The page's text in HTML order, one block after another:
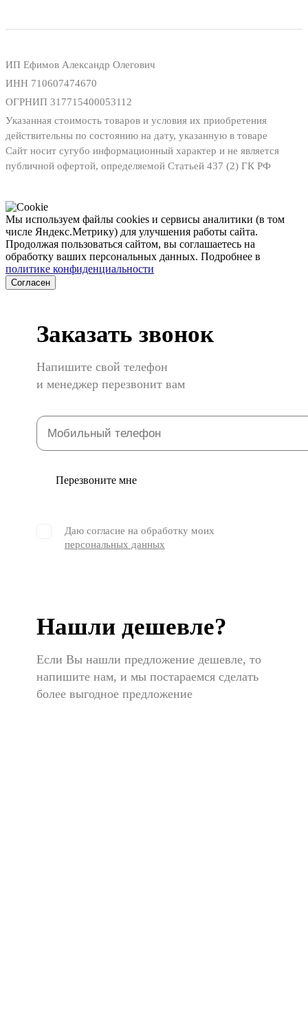
ИП Ефимов Александр Олегович
ИНН 710607474670
ОГРНИП 317715400053112
Указанная стоимость товаров и условия их приобретения
действительны по состоянию на дату, указанную в товаре
Сайт носит сугубо информационный характер и не является
публичной офертой, определяемой Статьей 437 (2) ГК РФ
Мы используем файлы cookies и сервисы аналитики (в том
числе Яндекс.Метрику) для улучшения работы сайта.
Продолжая пользоваться сайтом, вы соглашаетесь на
обработку ваших персональных данных. Подробнее в
политике конфиденциальности
Согласен
Заказать звонок
Напишите свой телефон
и менеджер перезвонит вам
Перезвоните мне
Даю согласие на обработку моих
персональных данных
Нашли дешевле?
Если Вы нашли предложение дешевле, то
напишите нам, и мы постараемся сделать
более выгодное предложение